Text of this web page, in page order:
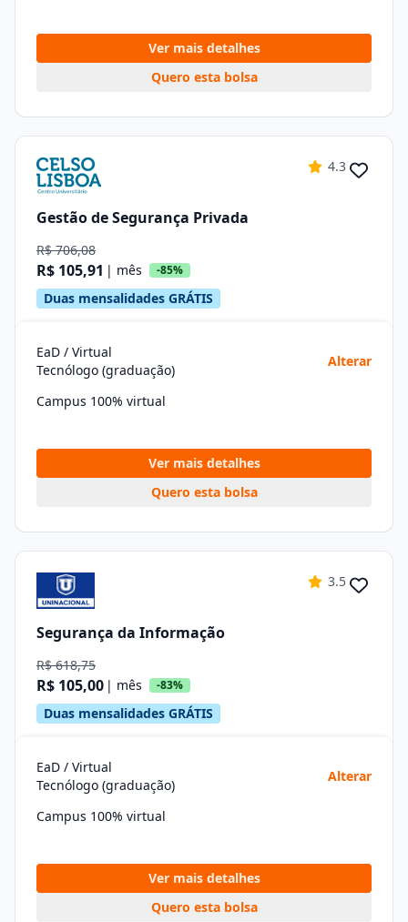
Ver mais detalhes
Quero esta bolsa
4.3
Gestão de Segurança Privada
R$ 706,08
R$ 105,91 | mês -85%
Duas mensalidades GRÁTIS
EaD / Virtual
Tecnólogo (graduação)
Alterar
Campus 100% virtual
Ver mais detalhes
Quero esta bolsa
3.5
Segurança da Informação
R$ 618,75
R$ 105,00 | mês -83%
Duas mensalidades GRÁTIS
EaD / Virtual
Tecnólogo (graduação)
Alterar
Campus 100% virtual
Ver mais detalhes
Quero esta bolsa